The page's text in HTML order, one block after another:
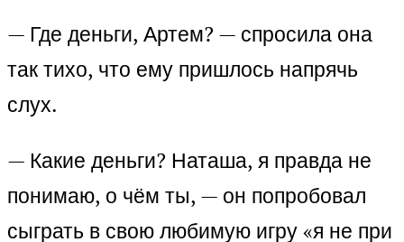
— Где деньги, Артем? — спросила она
так тихо, что ему пришлось напрячь
слух.
— Какие деньги? Наташа, я правда не
понимаю, о чём ты, — он попробовал
сыграть в свою любимую игру «я не при